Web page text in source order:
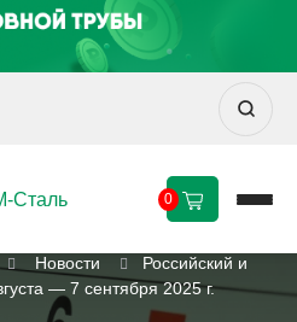
0
Новости
Российский и
— 7 сентября 2025 г.